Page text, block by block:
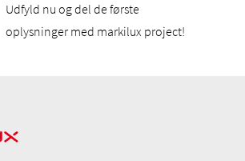
Udfyld nu og del de første
oplysninger med markilux project!